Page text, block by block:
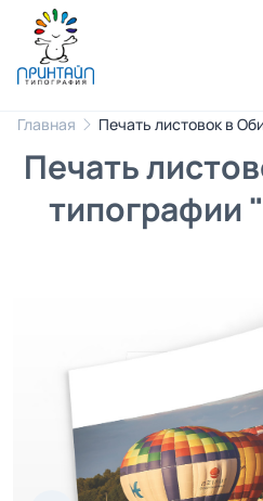
Главная Печать листовок в
Печать
типографии